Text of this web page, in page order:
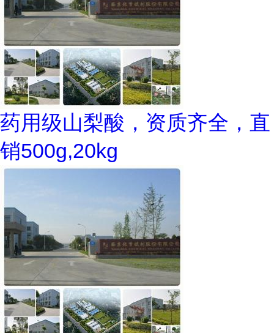
药用级山梨酸，资质齐全，直
销500g,20kg